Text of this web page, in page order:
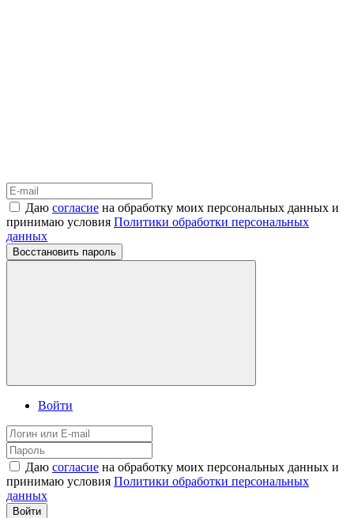
Даю согласие на обработку моих персональных данных и
принимаю условия Политики обработки персональных
данных
Восстановить пароль
Войти
Даю согласие на обработку моих персональных данных и
принимаю условия Политики обработки персональных
данных
Войти